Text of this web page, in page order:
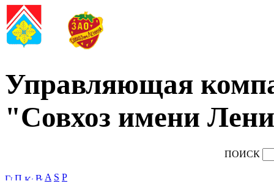
Управляющая
"Совхоз имени
ПОИСК
A S P